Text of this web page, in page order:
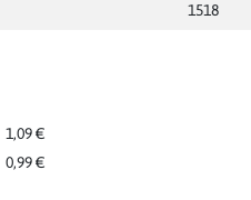
1518
1,09 €
0,99 €